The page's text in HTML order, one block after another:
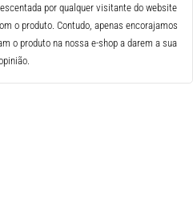
por qualquer visitante do website
o produto. Contudo, apenas encorajamos
o produto na nossa e-shop a darem a sua